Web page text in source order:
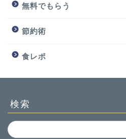
無料でもらう
節約術
食レポ
検索